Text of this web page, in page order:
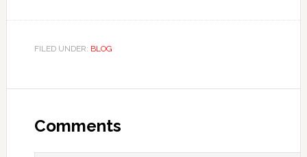
FILED UNDER: BLOG
Interactions
Comments